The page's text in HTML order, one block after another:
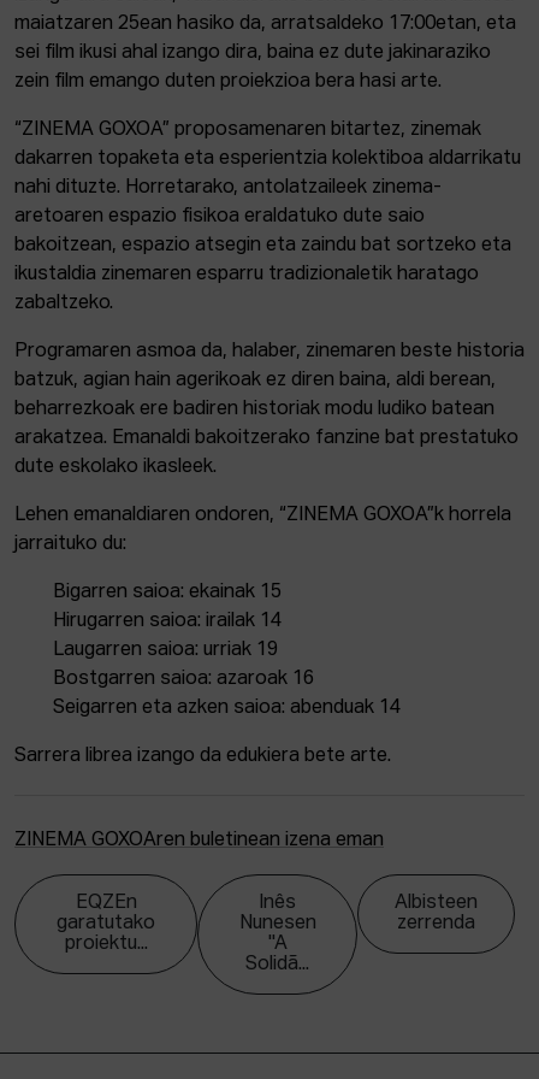
maiatzaren 25ean hasiko da, arratsaldeko 17:00etan, eta
sei film ikusi ahal izango dira, baina ez dute jakinaraziko
zein film emango duten proiekzioa bera hasi arte.
“ZINEMA GOXOA” proposamenaren bitartez, zinemak
dakarren topaketa eta esperientzia kolektiboa aldarrikatu
nahi dituzte. Horretarako, antolatzaileek zinema-
aretoaren espazio fisikoa eraldatuko dute saio
bakoitzean, espazio atsegin eta zaindu bat sortzeko eta
ikustaldia zinemaren esparru tradizionaletik haratago
zabaltzeko.
Programaren asmoa da, halaber, zinemaren beste historia
batzuk, agian hain agerikoak ez diren baina, aldi berean,
beharrezkoak ere badiren historiak modu ludiko batean
arakatzea. Emanaldi bakoitzerako fanzine bat prestatuko
dute eskolako ikasleek.
Lehen emanaldiaren ondoren, “ZINEMA GOXOA”k horrela
jarraituko du:
Bigarren saioa: ekainak 15
Hirugarren saioa: irailak 14
Laugarren saioa: urriak 19
Bostgarren saioa: azaroak 16
Seigarren eta azken saioa: abenduak 14
Sarrera librea izango da edukiera bete arte.
ZINEMA GOXOAren buletinean izena eman
EQZEn
garatutako
proiektu...
Inês
Nunesen
"A
Solidã...
Albisteen
zerrenda